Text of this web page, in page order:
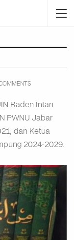
Raden Intan
PWNU Jabar
dan Ketua
2024-2029.